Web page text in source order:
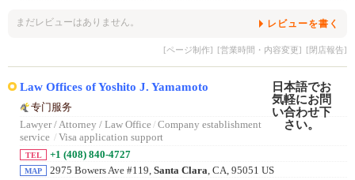
まだレビューはありません。 レビューを書く
[ページ制作] [営業時間・内容変更] [閉店報告]
Law Offices of Yoshito J. Yamamoto
专门服务
Lawyer / Attorney / Law Office/ Company establishment
service / Visa application support
TEL +1 (408) 840-4727
MAP 2975 Bowers Ave #119, Santa Clara, CA, 95051 US